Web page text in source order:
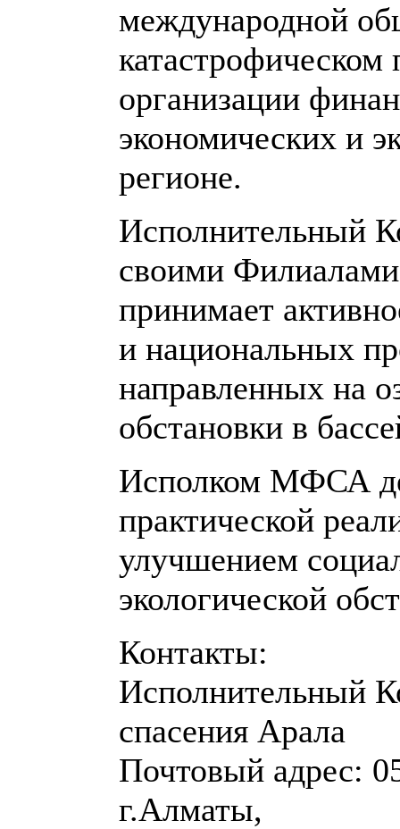
международной
организации
экономических и
регионе.
Исполнительный
своими
принимает
и национальных
направленных на
обстановки в
Исполком МФСА
практической
улучшением
экологической
Контакты:
Исполнительный
спасения Арала
Почтовый адрес:
г.Алматы,